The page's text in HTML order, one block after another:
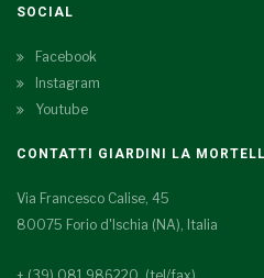
SOCIAL
Facebook
Instagram
Youtube
CONTATTI GIARDINI LA
Via Francesco Calise, 45
80075 Forio d'Ischia (NA), Italia